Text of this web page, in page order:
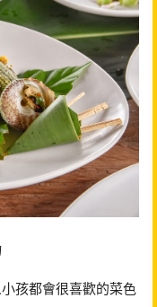
孩都會很喜歡的菜色